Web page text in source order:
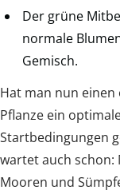
Der grüne
normale
Gemisch.
Hat man nun
Pflanze ein
Startbedingungen
wartet auch schon:
Mooren und